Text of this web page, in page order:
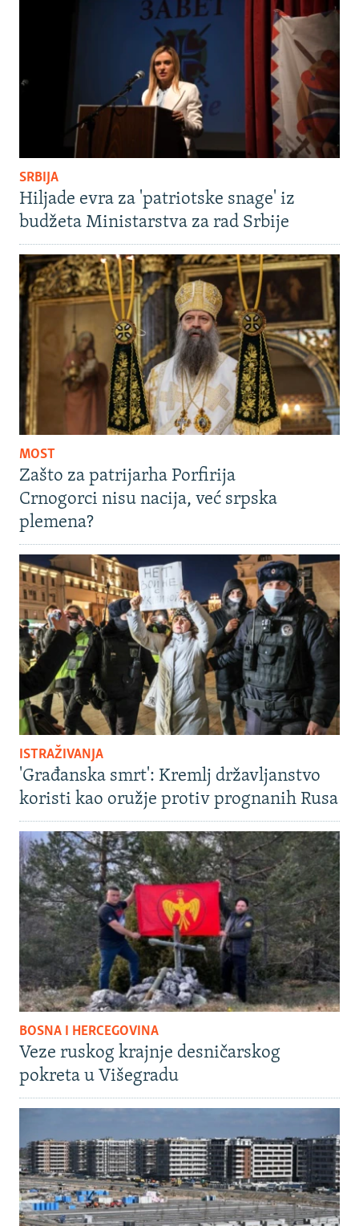
SRBIJA
Hiljade evra za 'patriotske snage' iz
budžeta Ministarstva za rad Srbije
MOST
Zašto za patrijarha Porfirija
Crnogorci nisu nacija, već srpska
plemena?
ISTRAŽIVANJA
'Građanska smrt': Kremlj državljanstvo
koristi kao oružje protiv prognanih Rusa
BOSNA I HERCEGOVINA
Veze ruskog krajnje desničarskog
pokreta u Višegradu